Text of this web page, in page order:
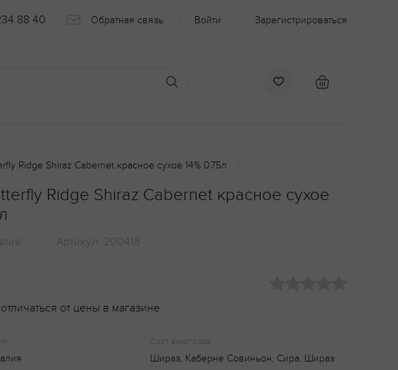
88 40 Обратная связь Войти Зарегистрироваться
Ridge Shiraz Cabernet красное сухое 14% 0.75л
Ridge Shiraz Cabernet красное сухое
Артикул: 200418
от цены в магазине
Сорт винограда
Шираз, Каберне Совиньон, Сира, Шираз